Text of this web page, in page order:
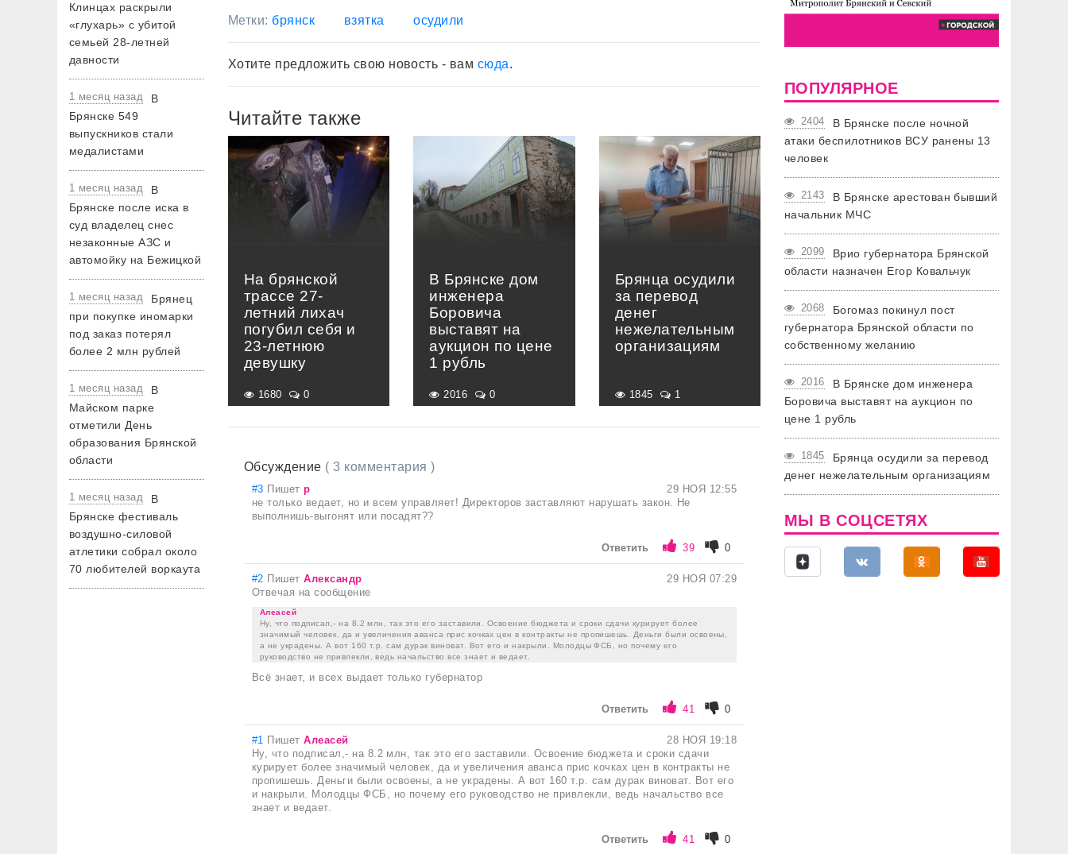
Клинцах раскрыли
«глухарь» с убитой
семьей 28-летней
давности
1 месяц назад
В
Брянске 549
выпускников стали
медалистами
1 месяц назад
В
Брянске после иска в
суд владелец снес
незаконные АЗС и
автомойку на Бежицкой
1 месяц назад
Брянец
при покупке иномарки
под заказ потерял
более 2 млн рублей
1 месяц назад
В
Майском парке
отметили День
образования Брянской
области
1 месяц назад
В
Брянске фестиваль
воздушно-силовой
атлетики собрал около
70 любителей воркаута
Метки: брянск взятка осудили
Хотите предложить свою новость - вам сюда.
Читайте также
На брянской
трассе 27-
летний лихач
погубил себя и
23-летнюю
девушку
1680 0
В Брянске дом
инженера
Боровича
выставят на
аукцион по цене
1 рубль
2016 0
Брянца осудили
за перевод
денег
нежелательным
организациям
1845 1
Обсуждение ( 3 комментария )
#3 Пишетp
29 НОЯ 12:55
не только ведает, но и всем управляет! Директоров заставляют нарушать закон. Не
выполнишь-выгонят или посадят??
Ответить 39 0
#2 ПишетАлександр
29 НОЯ 07:29
Отвечая на сообщение
Алеасей
Ну, что подписал,- на 8.2 млн, так это его заставили. Освоение бюджета и сроки сдачи курирует более
значимый человек, да и увеличения аванса прис кочках цен в контракты не пропишешь. Деньги были освоены,
а не украдены. А вот 160 т.р. сам дурак виноват. Вот его и накрыли. Молодцы ФСБ, но почему его
руководство не привлекли, ведь начальство все знает и ведает.
Всё знает, и всех выдает только губернатор
Ответить 41 0
#1 ПишетАлеасей
28 НОЯ 19:18
Ну, что подписал,- на 8.2 млн, так это его заставили. Освоение бюджета и сроки сдачи
курирует более значимый человек, да и увеличения аванса прис кочках цен в контракты не
пропишешь. Деньги были освоены, а не украдены. А вот 160 т.р. сам дурак виноват. Вот его
и накрыли. Молодцы ФСБ, но почему его руководство не привлекли, ведь начальство все
знает и ведает.
Ответить 41 0
ПОПУЛЯРНОЕ
2404
В Брянске после ночной
атаки беспилотников ВСУ ранены 13
человек
2143
В Брянске арестован бывший
начальник МЧС
2099
Врио губернатора Брянской
области назначен Егор Ковальчук
2068
Богомаз покинул пост
губернатора Брянской области по
собственному желанию
2016
В Брянске дом инженера
Боровича выставят на аукцион по
цене 1 рубль
1845
Брянца осудили за перевод
денег нежелательным организациям
МЫ В СОЦСЕТЯХ